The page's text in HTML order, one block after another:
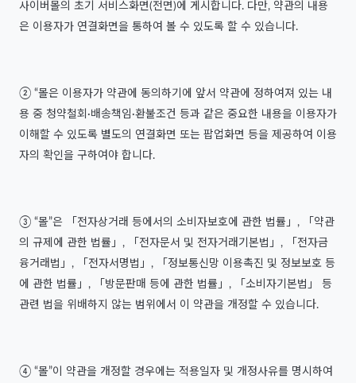
사이버몰의 초기 서비스화면(전면)에 게시합니다. 다만, 약관의 내용
은 이용자가 연결화면을 통하여 볼 수 있도록 할 수 있습니다.
② “몰은 이용자가 약관에 동의하기에 앞서 약관에 정하여져 있는 내
용 중 청약철회·배송책임·환불조건 등과 같은 중요한 내용을 이용자가
이해할 수 있도록 별도의 연결화면 또는 팝업화면 등을 제공하여 이용
자의 확인을 구하여야 합니다.
③ “몰”은 「전자상거래 등에서의 소비자보호에 관한 법률」, 「약관
의 규제에 관한 법률」, 「전자문서 및 전자거래기본법」, 「전자금
융거래법」, 「전자서명법」, 「정보통신망 이용촉진 및 정보보호 등
에 관한 법률」, 「방문판매 등에 관한 법률」, 「소비자기본법」 등
관련 법을 위배하지 않는 범위에서 이 약관을 개정할 수 있습니다.
④ “몰”이 약관을 개정할 경우에는 적용일자 및 개정사유를 명시하여